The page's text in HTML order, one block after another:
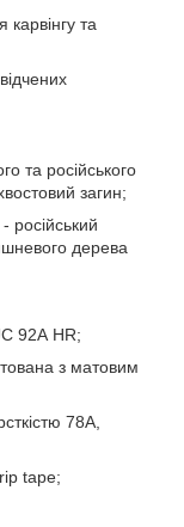
та
та російського
загин;
російський
дерева
92А HR;
з матовим
78А,
tape;